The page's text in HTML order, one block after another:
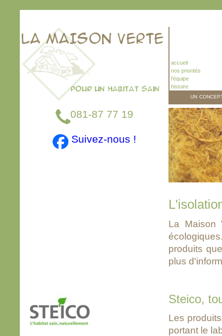
081-87 77 19
Suivez-nous !
accueil
nos priorités
l'équipe
histoire
un
La Maison
produits
plus
Steico,
Les
portant le